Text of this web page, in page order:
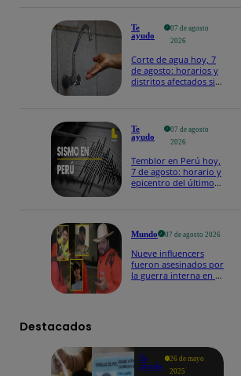
Te
ayudo
07 de agosto
2026
Corte de agua hoy, 7
de agosto: horarios y
distritos afectados sin
Te
ayudo
07 de agosto
2026
Temblor en Perú hoy,
7 de agosto: horario y
epicentro del último
Mundo 07 de agosto 2026
Nueve influencers
fueron asesinados por
la guerra interna en el
Destacados
Te
ayudo
26 de mayo
2025